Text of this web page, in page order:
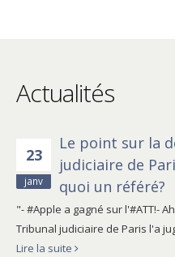
Actualités
23
janv
Le point sur la
judiciaire de
quoi un référé?
"- #Apple a gagné sur l'#ATT!-
Tribunal judiciaire de Paris l'a
Lire la suite